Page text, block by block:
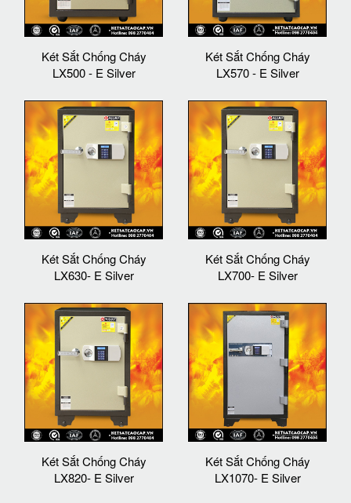
Két Sắt Chống Cháy
LX500 - E Silver
Két Sắt Chống Cháy
LX570 - E Silver
Két Sắt Chống Cháy
LX630- E Silver
Két Sắt Chống Cháy
LX700- E Silver
Két Sắt Chống Cháy
LX820- E Silver
Két Sắt Chống Cháy
LX1070- E Silver